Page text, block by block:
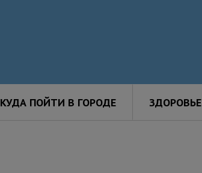
КУДА ПОЙТИ В ГОРОДЕ ЗДОРОВЬЕ